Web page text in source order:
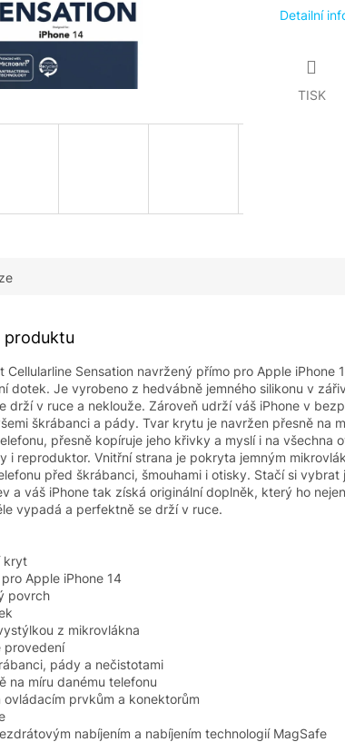
Detailní
TISK
produktu
Sensation navržený přímo pro Apple iPhone
dotek. Je vyrobeno z hedvábně jemného silikonu v
drží v ruce a neklouže. Zároveň udrží váš iPhone v
škrábanci a pády. Tvar krytu je navržen přesně na
přesně kopíruje jeho křivky a myslí i na všechna
i reproduktor. Vnitřní strana je pokryta jemným
před škrábanci, šmouhami i otisky. Stačí si vybrat
a váš iPhone tak získá originální doplněk, který ho nejen
vypadá a perfektně se drží v ruce.
kryt
Apple iPhone 14
povrch
z mikrovlákna
provedení
pády a nečistotami
na míru danému telefonu
prvkům a konektorům
nabíjením a nabíjením technologií MagSafe